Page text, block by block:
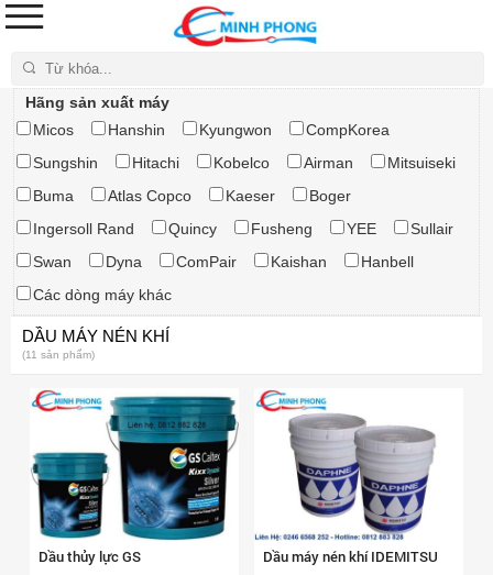
Tìm kiếm
Hãng sản xuất máy
Micos
Hanshin Kyungwon
CompKorea
Sungshin
Hitachi Kobelco Airman
Mitsuiseki
Buma
Atlas Copco Kaeser
Boger
Ingersoll Rand
Quincy Fusheng YEE
Sullair
Swan
Dyna ComPair Kaishan
Hanbell
Các dòng máy khác
DẦU MÁY NÉN KHÍ
(11 sản phẩm)
Dầu thủy lực GS Dầu máy nén khí IDEMITSU